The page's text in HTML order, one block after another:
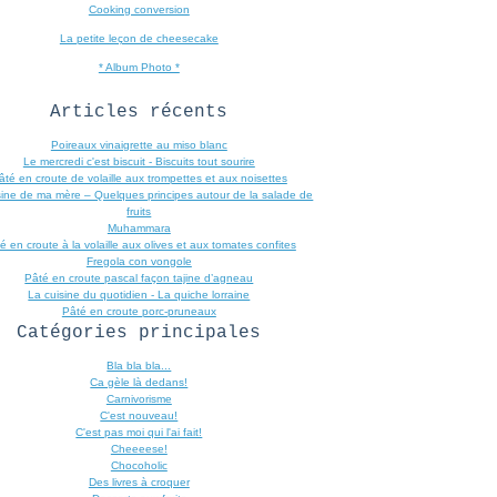
Cooking conversion
La petite leçon de cheesecake
* Album Photo *
Articles récents
Poireaux vinaigrette au miso blanc
Le mercredi c'est biscuit - Biscuits tout sourire
en croute de volaille aux trompettes et aux noisettes
de ma mère – Quelques principes autour de la salade de
fruits
Muhammara
en croute à la volaille aux olives et aux tomates confites
Fregola con vongole
Pâté en croute pascal façon tajine d’agneau
La cuisine du quotidien - La quiche lorraine
Pâté en croute porc-pruneaux
Catégories principales
Bla bla bla...
Ca gèle là dedans!
Carnivorisme
C'est nouveau!
C'est pas moi qui l'ai fait!
Cheeeese!
Chocoholic
Des livres à croquer